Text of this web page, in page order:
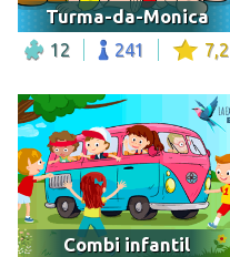
Turma-da-Monica
12 241 7,2
Combi infantil